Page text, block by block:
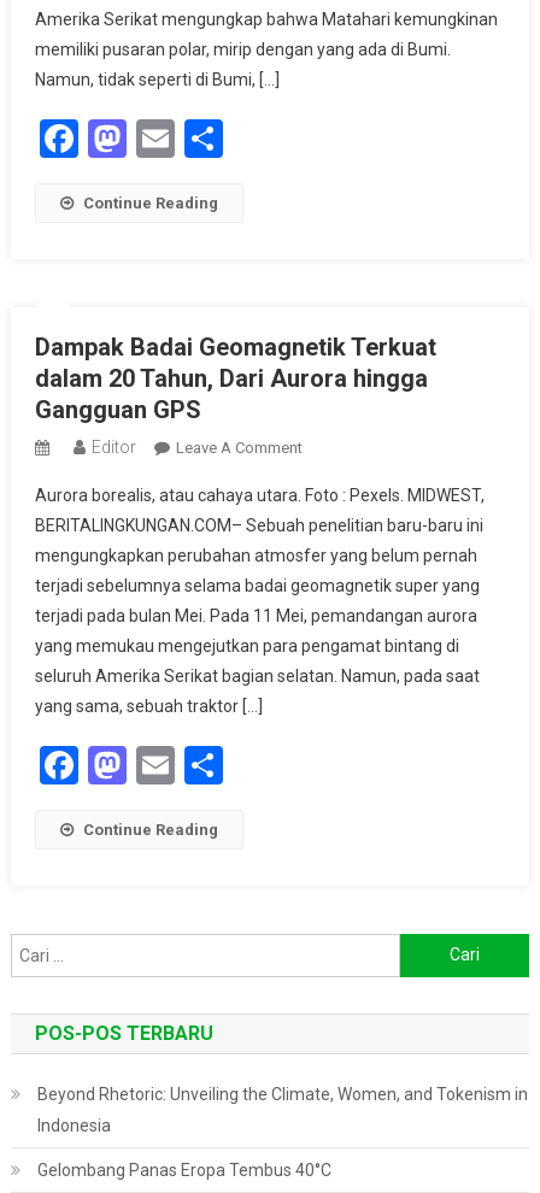
Pusaran
Amerika Serikat mengungkap bahwa Matahari kemungkinan
memiliki pusaran polar, mirip dengan yang ada di Bumi.
Namun, tidak seperti di Bumi, […]
Facebook
Mastodon
EmailShare
Continue Reading
Dampak Badai Geomagnetik Terkuat
dalam 20 Tahun, Dari Aurora hingga
Gangguan GPS
Editor Leave A CommentOn
Badai
Geomagnetik
Terkuat
Dalam
20
Tahun,
Dari
Aurora borealis, atau cahaya utara. Foto : Pexels. MIDWEST,
BERITALINGKUNGAN.COM– Sebuah penelitian baru-baru ini
mengungkapkan perubahan atmosfer yang belum pernah
terjadi sebelumnya selama badai geomagnetik super yang
terjadi pada bulan Mei. Pada 11 Mei, pemandangan aurora
yang memukau mengejutkan para pengamat bintang di
seluruh Amerika Serikat bagian selatan. Namun, pada saat
yang sama, sebuah traktor […]
Facebook
Mastodon
EmailShare
Continue Reading
untuk:
POS-POS TERBARU
Beyond Rhetoric: Unveiling the Climate, Women, and Tokenism in
Indonesia
Gelombang Panas Eropa Tembus 40°C